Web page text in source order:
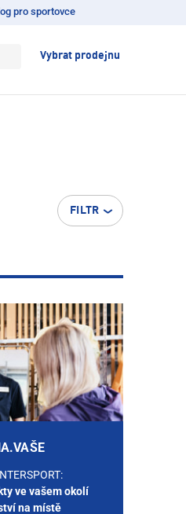
pro sportovce
Vybrat prodejnu
FILTR
ve vašem okolí
na místě